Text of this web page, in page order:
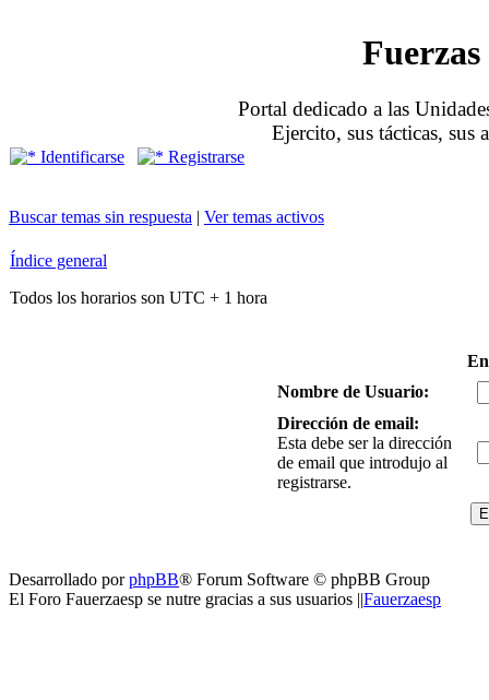
Portal dedicado a las
Ejercito, sus tácticas, sus
Identificarse Registrarse
Buscar temas sin respuesta | Ver temas activos
Índice general
Todos los horarios son UTC + 1 hora
Nombre de Usuario:
Dirección de email:
Esta debe ser la dirección
de email que introdujo al
registrarse.
Desarrollado porphpBB® Forum Software © phpBB Group
El Foro Fauerzaesp se nutre gracias a sus usuarios ||Fauerzaesp